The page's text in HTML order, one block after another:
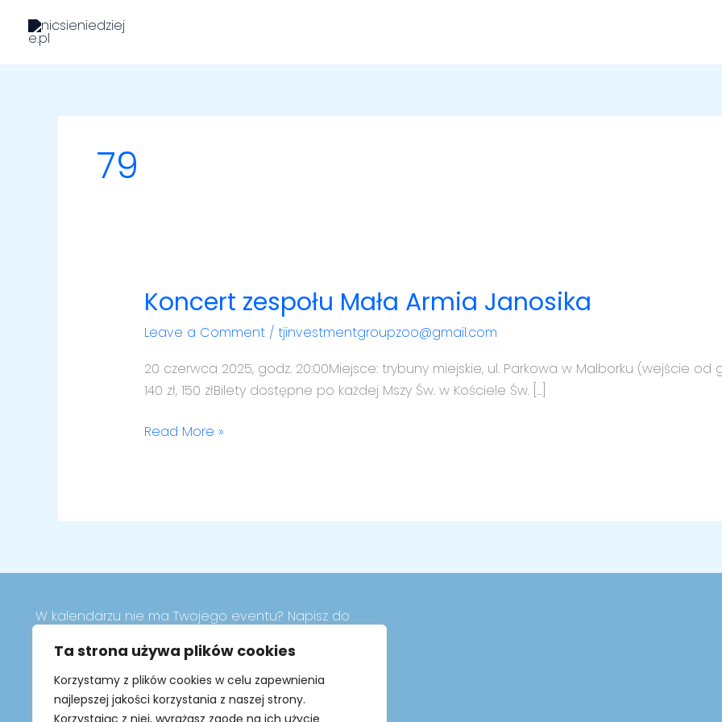
Ta strona używa plików cookies
Korzystamy z plików cookies w celu zapewnienia
najlepszej jakości korzystania z naszej strony.
Korzystając z niej, wyrażasz zgodę na ich użycie
79
Koncert zespołu Mała Armia Janosika
Leave a Comment / tjinvestmentgroupzoo@gmail.com
20 czerwca 2025, godz. 20:00Miejsce: trybuny miejskie, ul. Parkowa w Malborku (wejście od
140 zł, 150 złBilety dostępne po każdej Mszy Św. w Kościele Św. […]
Koncert
Mała
Armia
Janosika
Read More »
W kalendarzu nie ma Twojego eventu? Napisz do
nicsieniedziejemalbork@gmail.com